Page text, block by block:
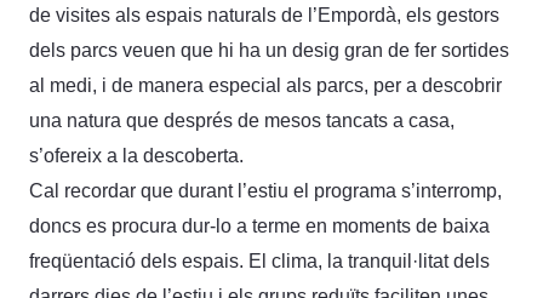
de visites als espais naturals de l’Empordà, els gestors
dels parcs veuen que hi ha un desig gran de fer sortides
al medi, i de manera especial als parcs, per a descobrir
una natura que després de mesos tancats a casa,
s’ofereix a la descoberta.
Cal recordar que durant l’estiu el programa s’interromp,
doncs es procura dur-lo a terme en moments de baixa
freqüentació dels espais. El clima, la tranquil·litat dels